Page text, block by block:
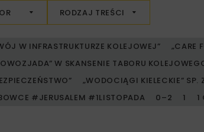
RODZAJ TREŚCI
W INFRASTRUKTURZE KOLEJOWEJ” „CARE
W SKANSENIE TABORU
„WODOCIĄGI KIELECKIE” SP.
#JERUSALEM #1LISTOPADA
0–2 1 1